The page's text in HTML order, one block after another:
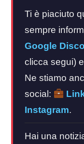
Ti è piaciuto
sempre
Google
clicca segui)
Ne stiamo
social:
Instagram.
Hai una